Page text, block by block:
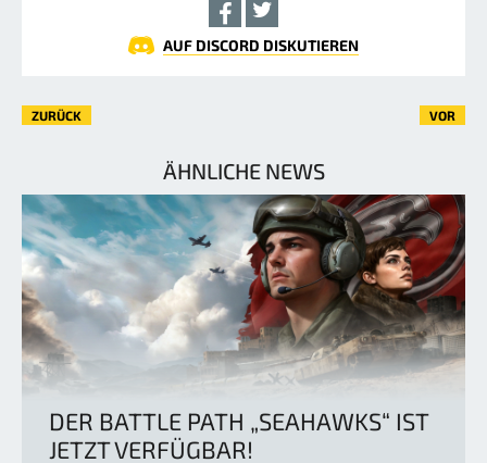
AUF DISCORD DISKUTIEREN
ZURÜCK VOR
ÄHNLICHE NEWS
DER BATTLE PATH „SEAHAWKS“ IST
JETZT VERFÜGBAR!